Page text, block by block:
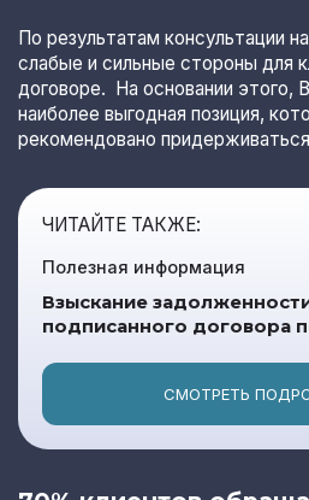
По результатам консультации
слабые и сильные стороны для
договоре. На основании этого,
наиболее выгодная позиция,
рекомендовано
ЧИТАЙТЕ ТАКЖЕ:
Полезная информация
Взыскание
подписанного договора
СМОТРЕТЬ